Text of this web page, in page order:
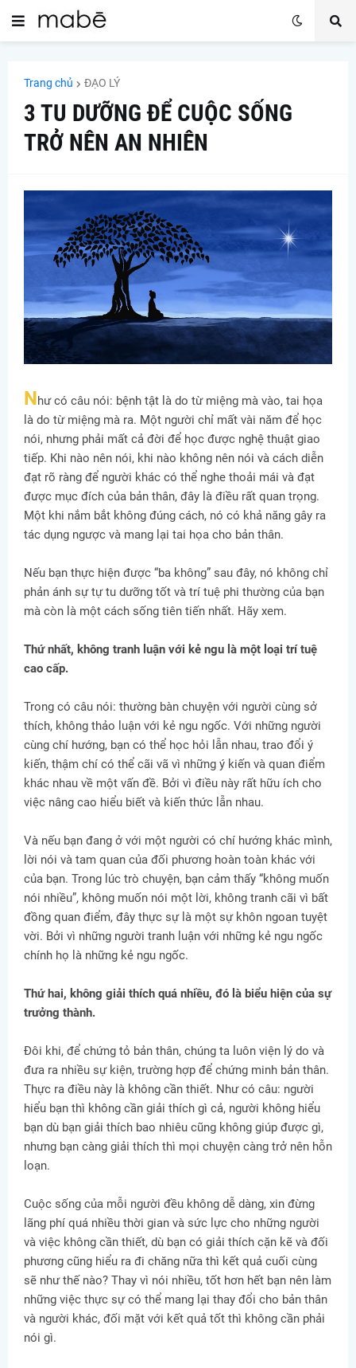
Trang chủ ĐẠO LÝ
3 TU DƯỠNG ĐỂ CUỘC SỐNG
TRỞ NÊN AN NHIÊN
Như có câu nói: bệnh tật là do từ miệng mà vào, tai họa
là do từ miệng mà ra. Một người chỉ mất vài năm để học
nói, nhưng phải mất cả đời để học được nghệ thuật giao
tiếp. Khi nào nên nói, khi nào không nên nói và cách diễn
đạt rõ ràng để người khác có thể nghe thoải mái và đạt
được mục đích của bản thân, đây là điều rất quan trọng.
Một khi nắm bắt không đúng cách, nó có khả năng gây ra
tác dụng ngược và mang lại tai họa cho bản thân.
Nếu bạn thực hiện được “ba không” sau đây, nó không chỉ
phản ánh sự tự tu dưỡng tốt và trí tuệ phi thường của bạn
mà còn là một cách sống tiên tiến nhất. Hãy xem.
Thứ nhất, không tranh luận với kẻ ngu là một loại trí tuệ
cao cấp.
Trong có câu nói: thường bàn chuyện với người cùng sở
thích, không thảo luận với kẻ ngu ngốc. Với những người
cùng chí hướng, bạn có thể học hỏi lẫn nhau, trao đổi ý
kiến, thậm chí có thể cãi vã vì những ý kiến ​​và quan điểm
khác nhau về một vấn đề. Bởi vì điều này rất hữu ích cho
việc nâng cao hiểu biết và kiến ​​thức lẫn nhau.
Và nếu bạn đang ở với một người có chí hướng khác mình,
lời nói và tam quan của đối phương hoàn toàn khác với
của bạn. Trong lúc trò chuyện, bạn cảm thấy “không muốn
nói nhiều”, không muốn nói một lời, không tranh cãi vì bất
đồng quan điểm, đây thực sự là một sự khôn ngoan tuyệt
vời. Bởi vì những người tranh luận với những kẻ ngu ngốc
chính họ là những kẻ ngu ngốc.
Thứ hai, không giải thích quá nhiều, đó là biểu hiện của sự
trưởng thành.
Đôi khi, để chứng tỏ bản thân, chúng ta luôn viện lý do và
đưa ra nhiều sự kiện, trường hợp để chứng minh bản thân.
Thực ra điều này là không cần thiết. Như có câu: người
hiểu bạn thì không cần giải thích gì cả, người không hiểu
bạn dù bạn giải thích bao nhiêu cũng không giúp được gì,
nhưng bạn càng giải thích thì mọi chuyện càng trở nên hỗn
loạn.
Cuộc sống của mỗi người đều không dễ dàng, xin đừng
lãng phí quá nhiều thời gian và sức lực cho những người
và việc không cần thiết, dù bạn có giải thích cặn kẽ và đối
phương cũng hiểu ra đi chăng nữa thì kết quả cuối cùng
sẽ như thế nào? Thay vì nói nhiều, tốt hơn hết bạn nên làm
những việc thực sự có thể mang lại thay đổi cho bản thân
và người khác, đối mặt với kết quả tốt thì không cần phải
nói gì.